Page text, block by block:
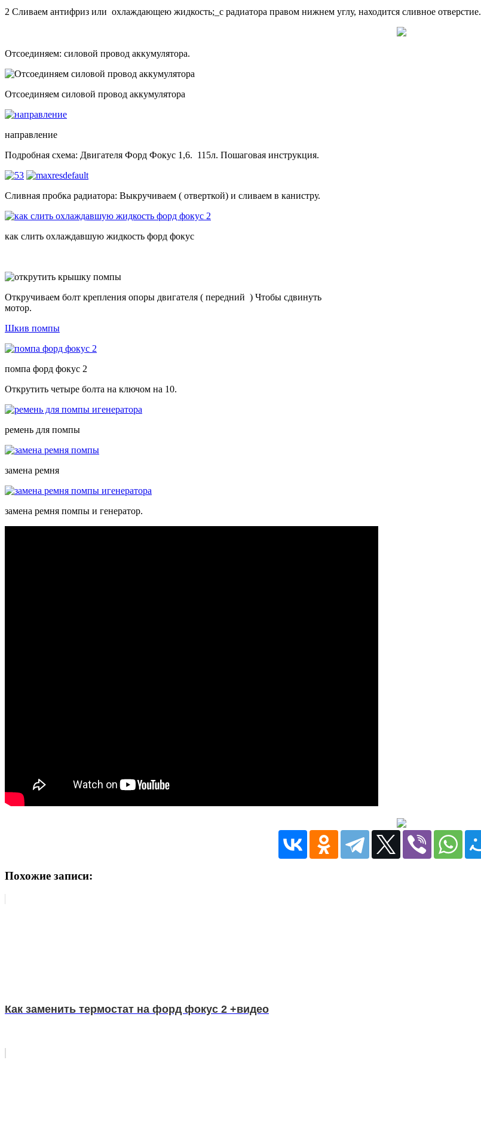
2 Сливаем антифриз или охлаждающею жидкость;_с радиатора правом нижнем углу, находится сливное отверстие.
Отсоединяем: силовой провод аккумулятора.
Отсоединяем силовой провод аккумулятора
направление
Подробная схема: Двигателя Форд Фокус 1,6. 115л. Пошаговая инструкция.
Сливная пробка радиатора: Выкручиваем ( отверткой) и сливаем в канистру.
как слить охлаждавшую жидкость форд фокус
Откручиваем болт крепления опоры двигателя ( передний ) Чтобы сдвинуть
мотор.
Шкив помпы
помпа форд фокус 2
Открутить четыре болта на ключом на 10.
ремень для помпы
замена ремня
замена ремня помпы и генератор.
Похожие записи:
Как заменить термостат на форд фокус 2 +видео